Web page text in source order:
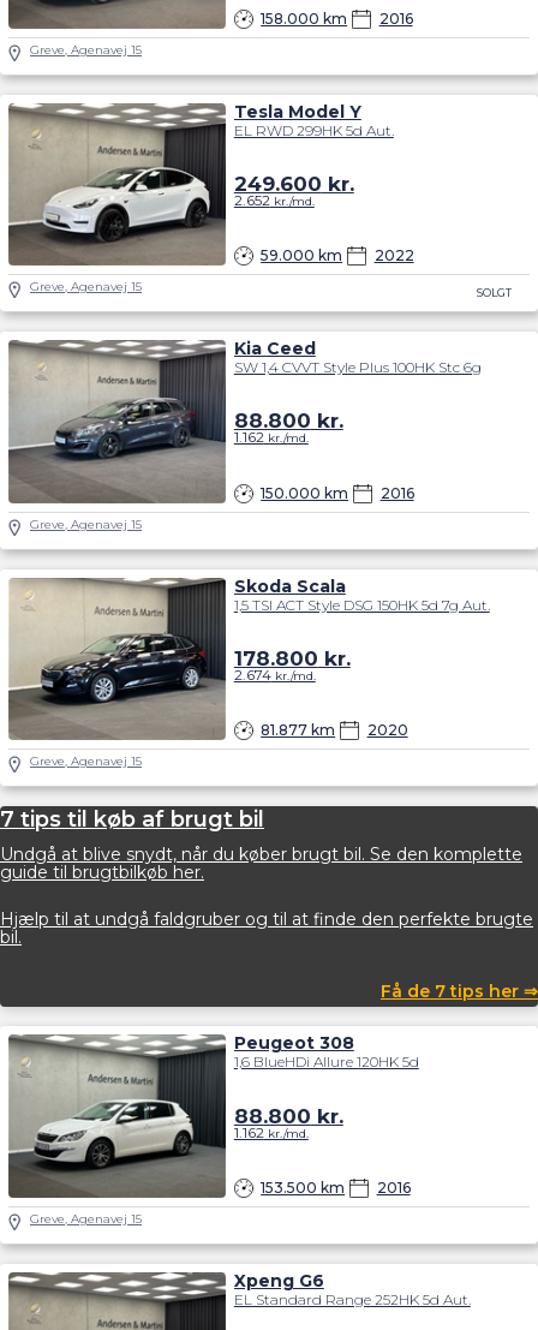
158.000 km 2016
Greve, Agenavej 15
SOLGT
Tesla Model Y
EL RWD 299HK 5d Aut.
59.000 km 2022
249.600 kr.
2.652kr./md.
Greve, Agenavej 15
Kia Ceed
SW 1,4 CVVT Style Plus 100HK Stc 6g
150.000 km 2016
88.800 kr.
1.162kr./md.
Greve, Agenavej 15
Skoda Scala
1,5 TSI ACT Style DSG 150HK 5d 7g Aut.
81.877 km 2020
178.800 kr.
2.674kr./md.
Greve, Agenavej 15
7 tips til køb af brugt bil
Undgå at blive snydt, når du køber brugt bil. Se den komplette
guide til brugtbilkøb her.
Hjælp til at undgå faldgruber og til at finde den perfekte brugte
bil.
Få de 7 tips her ⇒
Peugeot 308
1,6 BlueHDi Allure 120HK 5d
153.500 km 2016
88.800 kr.
1.162kr./md.
Greve, Agenavej 15
Xpeng G6
EL Standard Range 252HK 5d Aut.